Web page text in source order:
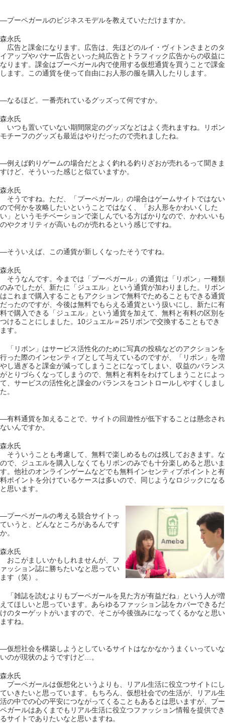
―プーペガールのビジネスモデルを教えていただけますか。
森永氏
広告と課金になります。広告は、先ほどのルイ・ヴィトンさまとのタ
イアップやバナー広告といった純広告とトラフィック広告からの収益に
なります。課金はプーペガール内で使用する仮想通貨を買うことで課金
します。この通貨を使って自由にお人形の服を購入したりします。
―なるほど。一番売れているグッズって何ですか。
森永氏
いつも置いていない期間限定のグッズなどはよく売れますね。リボン
モチーフのグッズも最近はやりだったので売れましたね。
―例えば釣りゲームの場合だとよく釣れる釣りざおが売れるって聞きま
すけど、そういった感じと似ていますか。
森永氏
そうですね。ただ、「プーペガール」の場合はゲームサイトではない
ので何かを攻略したいということではなく、「お人形をかわいくした
い」というモチベーションで楽しんでいる方ばかりなので、かわいいも
のやクオリティが高いものが売れるという感じですね。
―そういえば、この通貨が新しくなったそうですね。
森永氏
そうなんです。今までは「プーペガール」の通貨は「リボン」一種類
のみでしたが、新たに「ジュエル」という通貨が加わりました。リボン
はこれまで購入することもアクションで無料でためることもできる通貨
だったのですが、今後は無料でもらえる通貨という扱いにし、新たに有
料で購入できる「ジュエル」という通貨を加えて、無料と有料の区別を
つけることにしました。10ジュエル＝25リボンで交換することもでき
ます。
「リボン」はサービス活性化のために写真の投稿などのアクションを
行った際のインセンティブとして与えているのですが、「リボン」を増
やし過ぎると課金が減ってしまうことになってしまい、収益のバランス
がとりづらくなってしまうので、無料と有料をわけてしまうことによっ
て、サービスの活性化と課金のバランスをコントロールしやすくしまし
た。
―有料通貨を加えることで、サイトの回遊性が低下することは懸念され
ないんですか。
森永氏
そういうことも考慮して、無料で楽しめるものは残しておきます。な
ので、ジュエルを購入しなくてもリボンのみでも十分楽しめると思いま
す。他社のオンラインゲームなどでも無料インセンティブポイントと有
料ポイントを分けているケースは多いので、同じようなロジックになる
と思います。
―プーペガールの考える競合サイトっ
ていうと、どんなところがあるんです
か。
森永氏
おこがましいかもしれませんが、フ
ァッション誌に勝ちたいなと思ってい
ます（笑）。
「雑誌を読むよりもプーペガールを見た方が有益だね」という人が増
えてほしいと思っています。あらゆるファッション誌をカバーできるだ
けのターゲットがいますので、そこが今後強みになってくるかなと思い
ますね。
―仮想社会を構築しようとしているサイトはなかなかうまくいっていな
いのが現状のようですけど…。
森永氏
プーペガールは仮想化というよりも、リアル生活に役立つサイトにし
ていきたいと思っています。もちろん、仮想社会での生活が、リアル生
活の中での心の平安につながってくることもあるとは思いますが、プー
ペガールはあくまでもリアル生活に役立つファッション情報を提供でき
るサイトでありたいなと思いますね。